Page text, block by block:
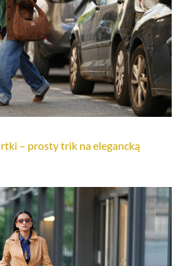
– prosty trik na elegancką